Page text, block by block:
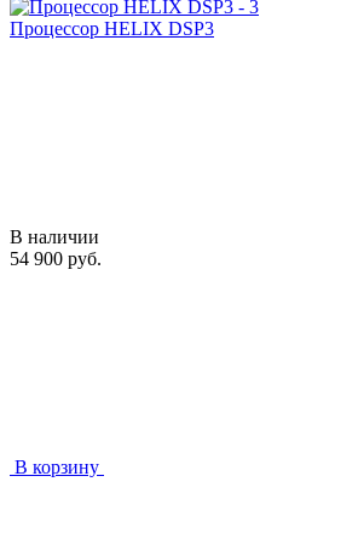
Процессор HELIX DSP3
В наличии
54 900 руб.
В корзину